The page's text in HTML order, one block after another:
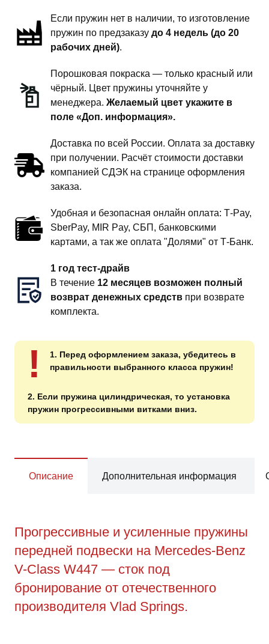
сток
Если пружин нет в наличии, то изготовление
пружин по предзаказу до 4 недель (до 20
рабочих дней).
Порошковая покраска — только красный или
чёрный. Цвет пружины уточняйте у
менеджера. Желаемый цвет укажите в
поле «Доп. информация».
Доставка по всей России. Оплата за доставку
при получении. Расчёт стоимости доставки
компанией СДЭК на странице оформления
заказа.
Удобная и безопасная онлайн оплата: T‑Pay,
SberPay, MIR Pay, СБП, банковскими
картами, а так же оплата "Долями" от Т-Банк.
1 год тест-драйв
В течение 12 месяцев возможен полный
возврат денежных средств при возврате
комплекта.
!
1. Перед оформлением заказа, убедитесь в
правильности выбранного класса пружин!
2. Если пружина цилиндрическая, то установка
пружин прогрессивными витками вниз.
Описание Дополнительная информация
Прогрессивные и усиленные пружины
передней подвески на Mercedes-Benz
V-Class W447 — сток под
бронирование от отечественного
производителя Vlad Springs.